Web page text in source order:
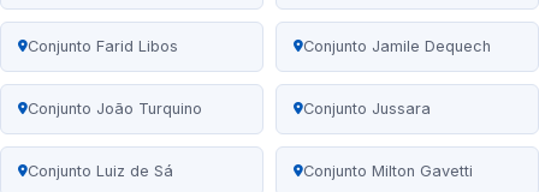
Conjunto Farid Libos Conjunto Jamile Dequech
Conjunto João Turquino Conjunto Jussara
Conjunto Luiz de Sá Conjunto Milton Gavetti